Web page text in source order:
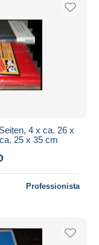
4 x ca. 26 x
25 x 35 cm
Professionista